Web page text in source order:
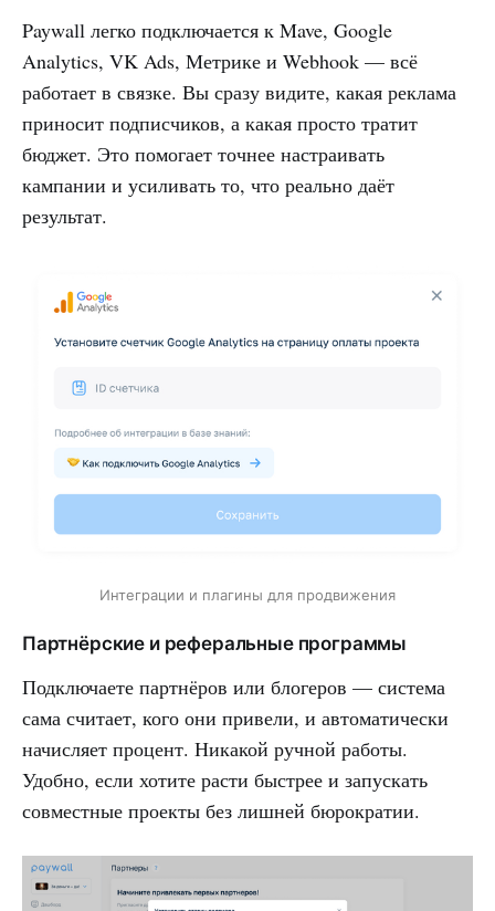
Paywall легко подключается к Mave, Google
Analytics, VK Ads, Метрике и Webhook — всё
работает в связке. Вы сразу видите, какая реклама
приносит подписчиков, а какая просто тратит
бюджет. Это помогает точнее настраивать
кампании и усиливать то, что реально даёт
результат.
Интеграции и плагины для продвижения
Партнёрские и реферальные программы
Подключаете партнёров или блогеров — система
сама считает, кого они привели, и автоматически
начисляет процент. Никакой ручной работы.
Удобно, если хотите расти быстрее и запускать
совместные проекты без лишней бюрократии.